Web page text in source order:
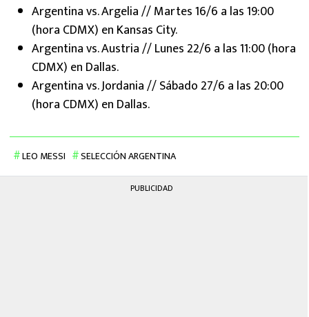
Argentina vs. Argelia // Martes 16/6 a las 19:00
(hora CDMX) en Kansas City.
Argentina vs. Austria // Lunes 22/6 a las 11:00 (hora
CDMX) en Dallas.
Argentina vs. Jordania // Sábado 27/6 a las 20:00
(hora CDMX) en Dallas.
LEO MESSI SELECCIÓN ARGENTINA
PUBLICIDAD